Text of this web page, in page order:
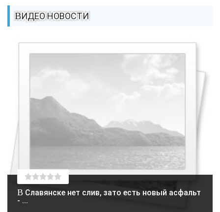
ВИДЕО НОВОСТИ
В Славянске нет слив, зато есть новый асфальт
- ...